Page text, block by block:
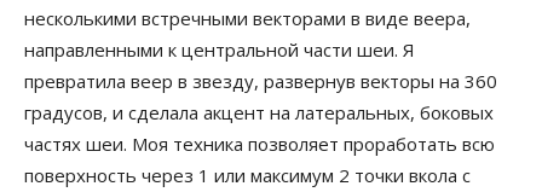
несколькими встречными векторами в виде веера,
направленными к центральной части шеи. Я
превратила веер в звезду, развернув векторы на 360
градусов, и сделала акцент на латеральных, боковых
частях шеи. Моя техника позволяет проработать всю
поверхность через 1 или максимум 2 точки вкола с